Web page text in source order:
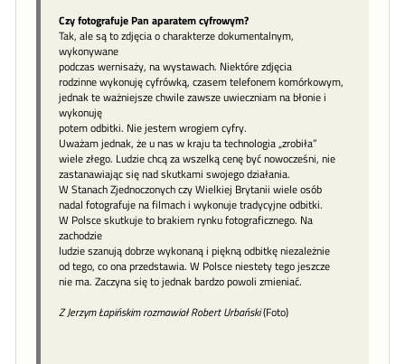
Czy fotografuje Pan aparatem cyfrowym?
Tak, ale są to zdjęcia o charakterze dokumentalnym,
wykonywane
podczas wernisaży, na wystawach. Niektóre zdjęcia
rodzinne wykonuję cyfrówką, czasem telefonem komórkowym,
jednak te ważniejsze chwile zawsze uwieczniam na błonie i
wykonuję
potem odbitki. Nie jestem wrogiem cyfry.
Uważam jednak, że u nas w kraju ta technologia „zrobiła”
wiele złego. Ludzie chcą za wszelką cenę być nowocześni, nie
zastanawiając się nad skutkami swojego działania.
W Stanach Zjednoczonych czy Wielkiej Brytanii wiele osób
nadal fotografuje na filmach i wykonuje tradycyjne odbitki.
W Polsce skutkuje to brakiem rynku fotograficznego. Na
zachodzie
ludzie szanują dobrze wykonaną i piękną odbitkę niezależnie
od tego, co ona przedstawia. W Polsce niestety tego jeszcze
nie ma. Zaczyna się to jednak bardzo powoli zmieniać.
Z Jerzym Łapińskim rozmawiał Robert Urbański(Foto)